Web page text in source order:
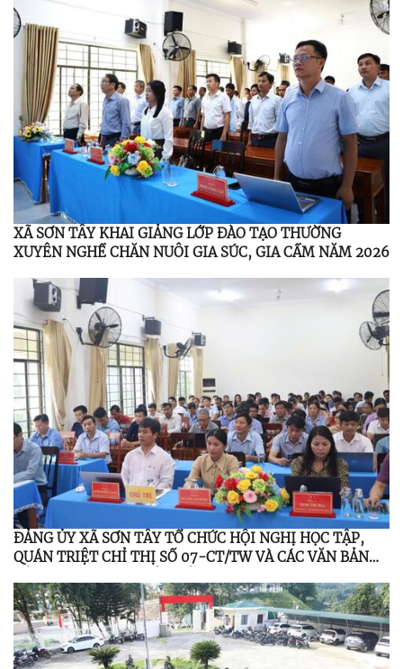
XÃ SƠN TÂY KHAI GIẢNG LỚP ĐÀO TẠO THƯỜNG
XUYÊN NGHỀ CHĂN NUÔI GIA SÚC, GIA CẦM NĂM 2026
ĐẢNG ỦY XÃ SƠN TÂY TỔ CHỨC HỘI NGHỊ HỌC TẬP,
QUÁN TRIỆT CHỈ THỊ SỐ 07-CT/TW VÀ CÁC VĂN BẢN